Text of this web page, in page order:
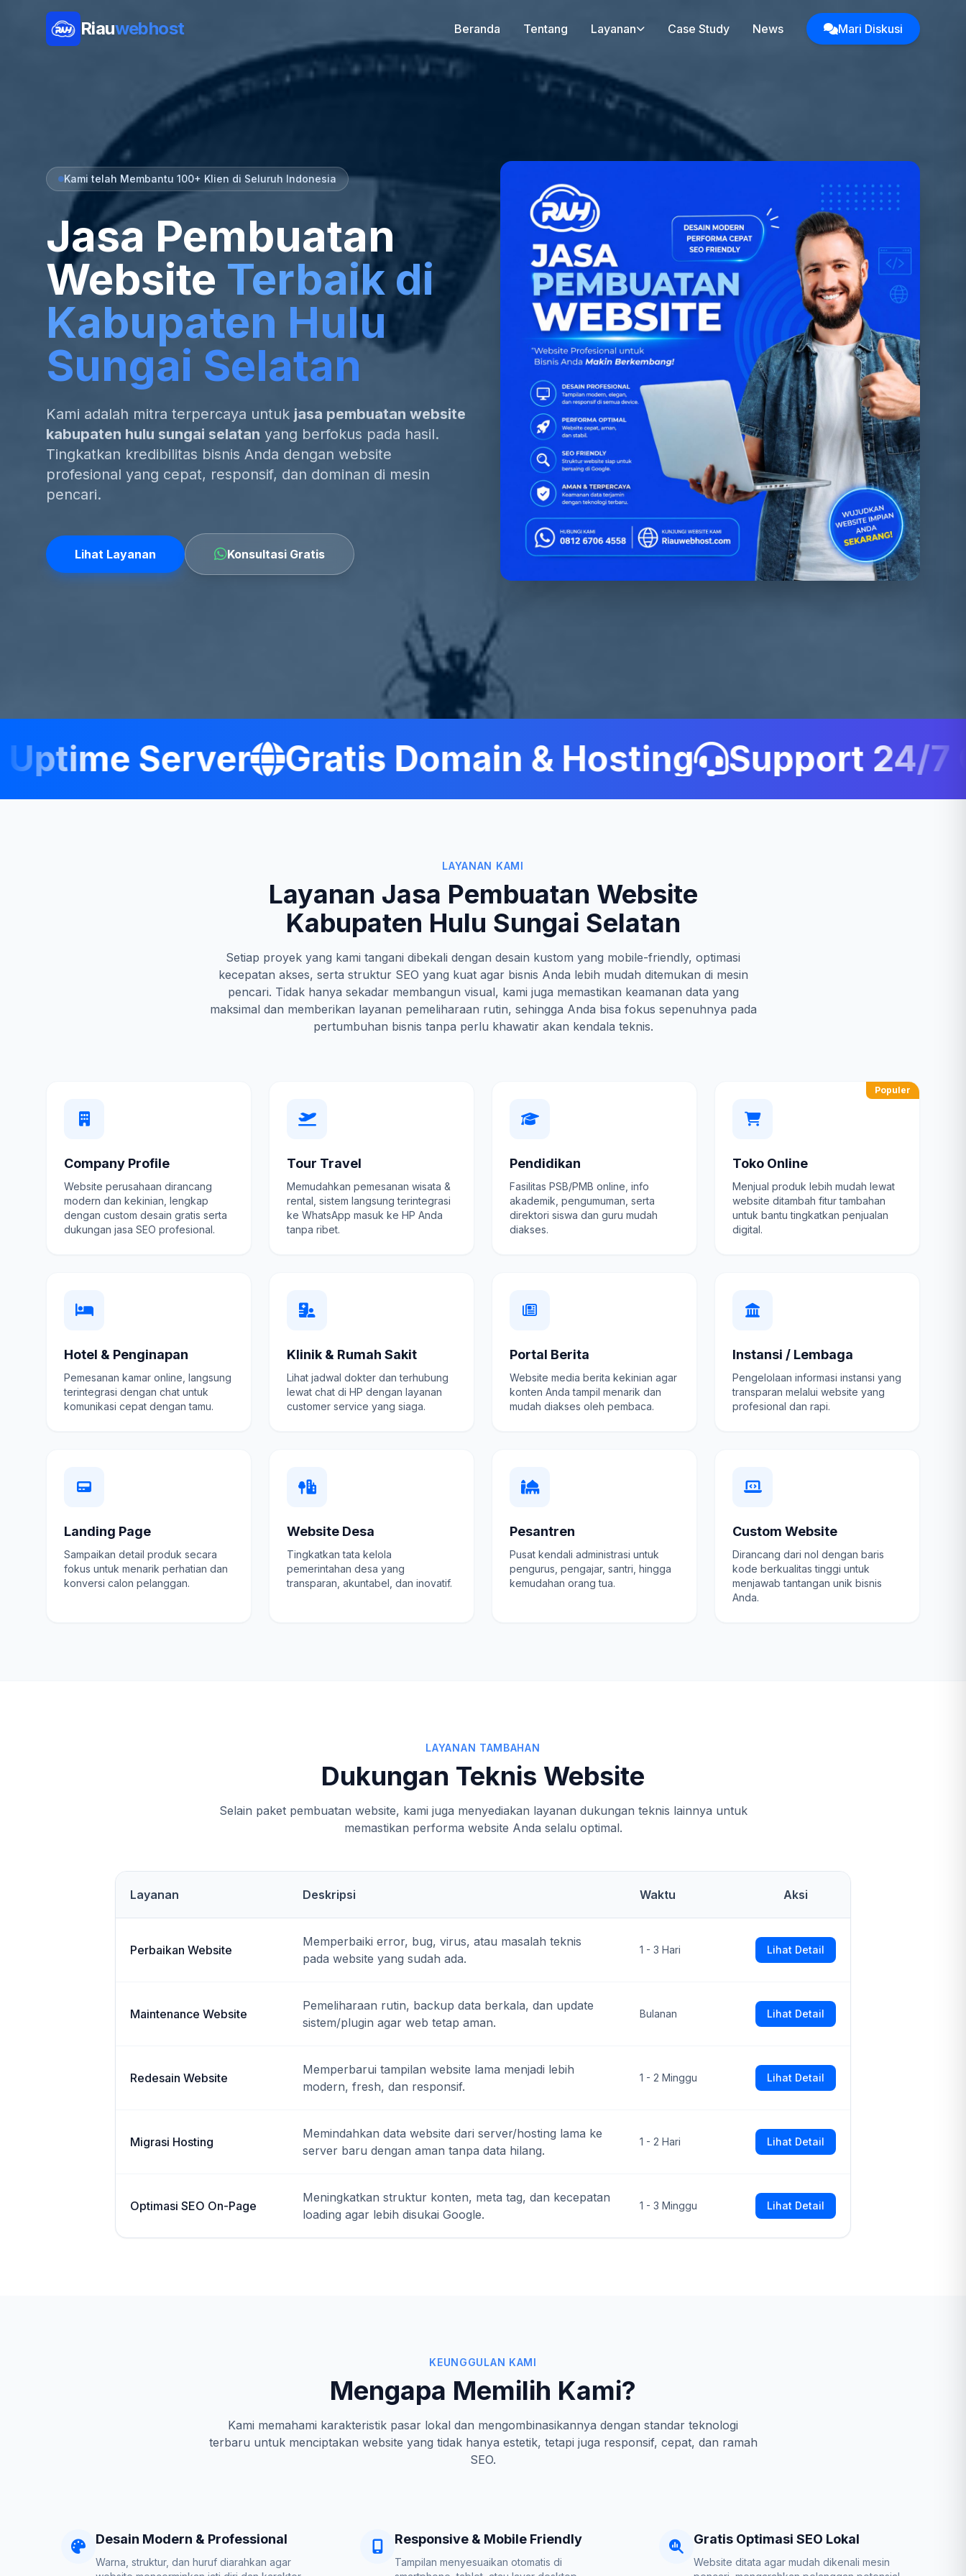
Riauwebhost Beranda Tentang Layanan Case Study News Mari Diskusi
Kami telah Membantu 100+ Klien di Seluruh Indonesia
Jasa Pembuatan
Website Terbaik di
Kabupaten Hulu
Sungai Selatan
Kami adalah mitra terpercaya untuk jasa pembuatan website
kabupaten hulu sungai selatan yang berfokus pada hasil.
Tingkatkan kredibilitas bisnis Anda dengan website
profesional yang cepat, responsif, dan dominan di mesin
pencari.
Lihat Layanan Konsultasi Gratis
Server Gratis Domain & Hosting Support 24/7
LAYANAN KAMI
Layanan Jasa Pembuatan Website
Kabupaten Hulu Sungai Selatan
Setiap proyek yang kami tangani dibekali dengan desain kustom yang mobile-friendly, optimasi
kecepatan akses, serta struktur SEO yang kuat agar bisnis Anda lebih mudah ditemukan di mesin
pencari. Tidak hanya sekadar membangun visual, kami juga memastikan keamanan data yang
maksimal dan memberikan layanan pemeliharaan rutin, sehingga Anda bisa fokus sepenuhnya pada
pertumbuhan bisnis tanpa perlu khawatir akan kendala teknis.
Company Profile
Website perusahaan dirancang
modern dan kekinian, lengkap
dengan custom desain gratis serta
dukungan jasa SEO profesional.
Tour Travel
Memudahkan pemesanan wisata &
rental, sistem langsung terintegrasi
ke WhatsApp masuk ke HP Anda
tanpa ribet.
Pendidikan
Fasilitas PSB/PMB online, info
akademik, pengumuman, serta
direktori siswa dan guru mudah
diakses.
Populer
Toko Online
Menjual produk lebih mudah lewat
website ditambah fitur tambahan
untuk bantu tingkatkan penjualan
digital.
Hotel & Penginapan
Pemesanan kamar online, langsung
terintegrasi dengan chat untuk
komunikasi cepat dengan tamu.
Klinik & Rumah Sakit
Lihat jadwal dokter dan terhubung
lewat chat di HP dengan layanan
customer service yang siaga.
Portal Berita
Website media berita kekinian agar
konten Anda tampil menarik dan
mudah diakses oleh pembaca.
Instansi / Lembaga
Pengelolaan informasi instansi yang
transparan melalui website yang
profesional dan rapi.
Landing Page
Sampaikan detail produk secara
fokus untuk menarik perhatian dan
konversi calon pelanggan.
Website Desa
Tingkatkan tata kelola
pemerintahan desa yang
transparan, akuntabel, dan inovatif.
Pesantren
Pusat kendali administrasi untuk
pengurus, pengajar, santri, hingga
kemudahan orang tua.
Custom Website
Dirancang dari nol dengan baris
kode berkualitas tinggi untuk
menjawab tantangan unik bisnis
Anda.
LAYANAN TAMBAHAN
Dukungan Teknis Website
Selain paket pembuatan website, kami juga menyediakan layanan dukungan teknis lainnya untuk
memastikan performa website Anda selalu optimal.
Layanan Deskripsi Waktu Aksi
Perbaikan Website
Memperbaiki error, bug, virus, atau masalah teknis
pada website yang sudah ada.
1 - 3 Hari Lihat Detail
Maintenance Website
Pemeliharaan rutin, backup data berkala, dan update
sistem/plugin agar web tetap aman.
Bulanan Lihat Detail
Redesain Website
Memperbarui tampilan website lama menjadi lebih
modern, fresh, dan responsif.
1 - 2 Minggu Lihat Detail
Migrasi Hosting
Memindahkan data website dari server/hosting lama ke
server baru dengan aman tanpa data hilang.
1 - 2 Hari Lihat Detail
Optimasi SEO On-Page
Meningkatkan struktur konten, meta tag, dan kecepatan
loading agar lebih disukai Google.
1 - 3 Minggu Lihat Detail
KEUNGGULAN KAMI
Mengapa Memilih Kami?
Kami memahami karakteristik pasar lokal dan mengombinasikannya dengan standar teknologi
terbaru untuk menciptakan website yang tidak hanya estetik, tetapi juga responsif, cepat, dan ramah
SEO.
Desain Modern & Professional
Warna, struktur, dan huruf diarahkan agar
Responsive & Mobile Friendly
Tampilan menyesuaikan otomatis di
Gratis Optimasi SEO Lokal
Website ditata agar mudah dikenali mesin